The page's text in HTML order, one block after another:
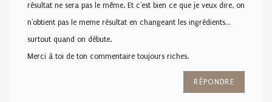
résultat ne sera pas le même. Et c'est bien ce que je veux dire, on
n'obtient pas le meme résultat en changeant les ingrédients…
surtout quand on débute.
Merci à toi de ton commentaire toujours riches.
RÉPONDRE